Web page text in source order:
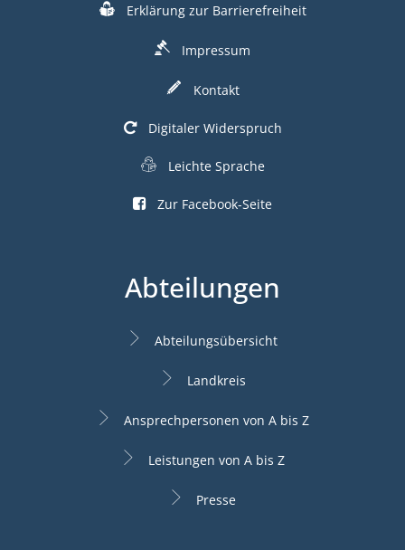
Erklärung zur Barrierefreiheit
Impressum
Kontakt
Digitaler Widerspruch
Leichte Sprache
Zur Facebook-Seite
Abteilungen
Abteilungsübersicht
Landkreis
Ansprechpersonen von A bis Z
Leistungen von A bis Z
Presse